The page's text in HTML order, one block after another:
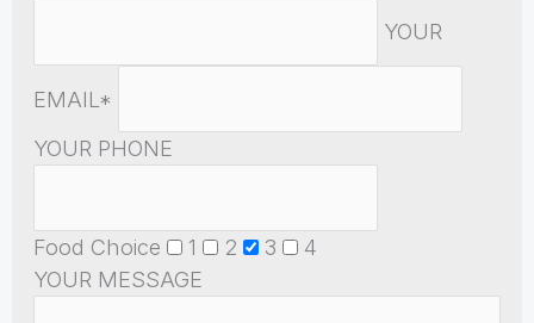
YOUR
EMAIL*
YOUR PHONE
Food Choice 1 2 3
4
YOUR MESSAGE